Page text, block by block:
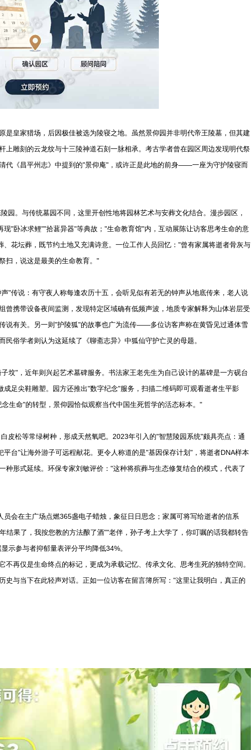
皇家猎场，后因极佳被选为陵寝之地。虽然景仰园并非明代帝王陵墓，但其建
上雕刻的云龙纹与十三陵神道石刻一脉相承。考古学者曾在园区周边发现明代祭
代《昌平州志》中提到的"景仰庵"，或许正是此地的前身——一座为守护陵寝而
园。与传统墓园不同，这里开创性地将园林艺术与安葬文化结合。漫步园区，
"卧冰求鲤""拾葚异器"等典故；"生命教育馆"内，互动展陈让访客思考生命的意
花坛葬，既节约土地又充满诗意。一位工作人员回忆："曾有家属将逝者骨灰与
扫，说这是最美的生命教育。"
"传说：有守夜人称每逢农历十五，会听见似有若无的钟声从地底传来，老人说
携带设备夜间监测，发现特定区域确有低频声波，地质专家解释为山体岩层受
说有关。另一则"护陵狐"的故事也广为流传——多位访客声称在黄昏见过通体雪
俗学者则认为这延续了《聊斋志异》中狐仙守护亡灵的母题。
坟"，近年则兴起艺术墓碑服务。书法家王老先生为自己设计的墓碑是一方砚台
足尖鞋雕塑。园方还推出"数字纪念"服务，扫描二维码即可观看逝者生平影
生命"的转型，景仰园恰似观察当代中国生死哲学的活态标本。"
皮松等常绿树种，形成天然氧吧。2023年引入的"智慧陵园系统"颇具亮点：通
台"让海外游子可远程献花。更令人称道的是"基因保存计划"，将逝者DNA样本
形式延续。环保专家刘敏评价："这种将殡葬与生态修复结合的模式，代表了
会在主广场点燃365盏电子蜡烛，象征日日思念；家属可将写给逝者的信系
结果了，我按您教的方法酿了酒""老伴，孙子考上大学了，你叮嘱的话我都转告
示参与者抑郁量表评分平均降低34%。
再仅是生命终点的标记，更成为承载记忆、传承文化、思考生死的独特空间。
史与当下在此轻声对话。正如一位访客在留言簿所写："这里让我明白，真正的